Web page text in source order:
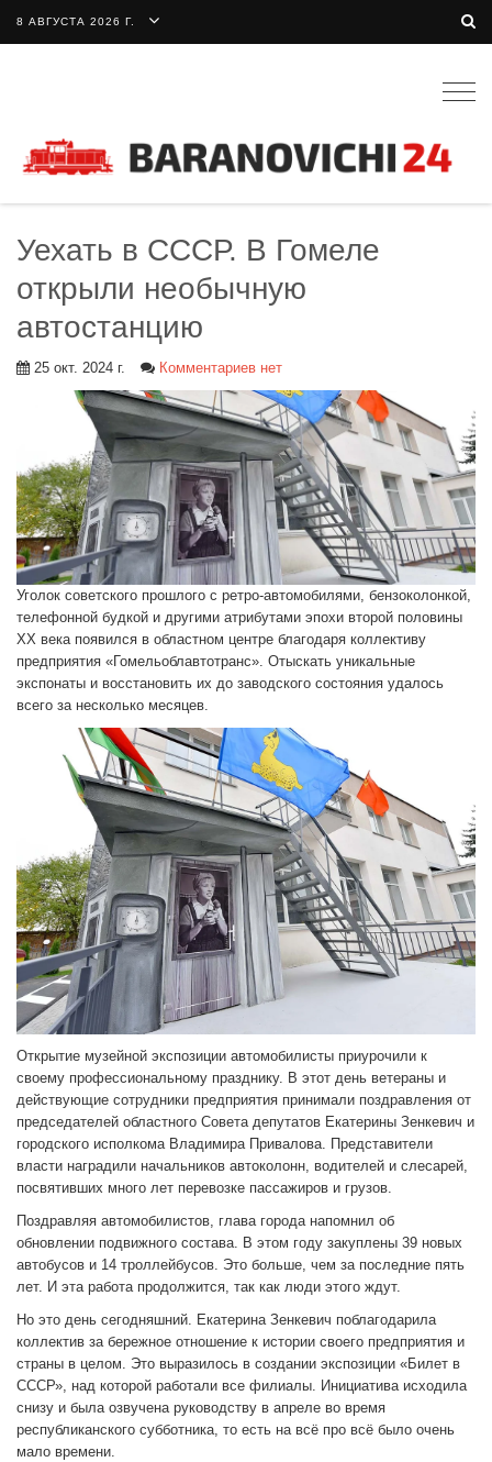
8 АВГУСТА 2026 Г.
Уехать в СССР. В Гомеле
открыли необычную
автостанцию
25 окт. 2024 г. Комментариев нет
Уголок советского прошлого с ретро-автомобилями, бензоколонкой,
телефонной будкой и другими атрибутами эпохи второй половины
ХХ века появился в областном центре благодаря коллективу
предприятия «Гомельоблавтотранс». Отыскать уникальные
экспонаты и восстановить их до заводского состояния удалось
всего за несколько месяцев.
Открытие музейной экспозиции автомобилисты приурочили к
своему профессиональному празднику. В этот день ветераны и
действующие сотрудники предприятия принимали поздравления от
председателей областного Совета депутатов Екатерины Зенкевич и
городского исполкома Владимира Привалова. Представители
власти наградили начальников автоколонн, водителей и слесарей,
посвятивших много лет перевозке пассажиров и грузов.
Поздравляя автомобилистов, глава города напомнил об
обновлении подвижного состава. В этом году закуплены 39 новых
автобусов и 14 троллейбусов. Это больше, чем за последние пять
лет. И эта работа продолжится, так как люди этого ждут.
Но это день сегодняшний. Екатерина Зенкевич поблагодарила
коллектив за бережное отношение к истории своего предприятия и
страны в целом. Это выразилось в создании экспозиции «Билет в
СССР», над которой работали все филиалы. Инициатива исходила
снизу и была озвучена руководству в апреле во время
республиканского субботника, то есть на всё про всё было очень
мало времени.